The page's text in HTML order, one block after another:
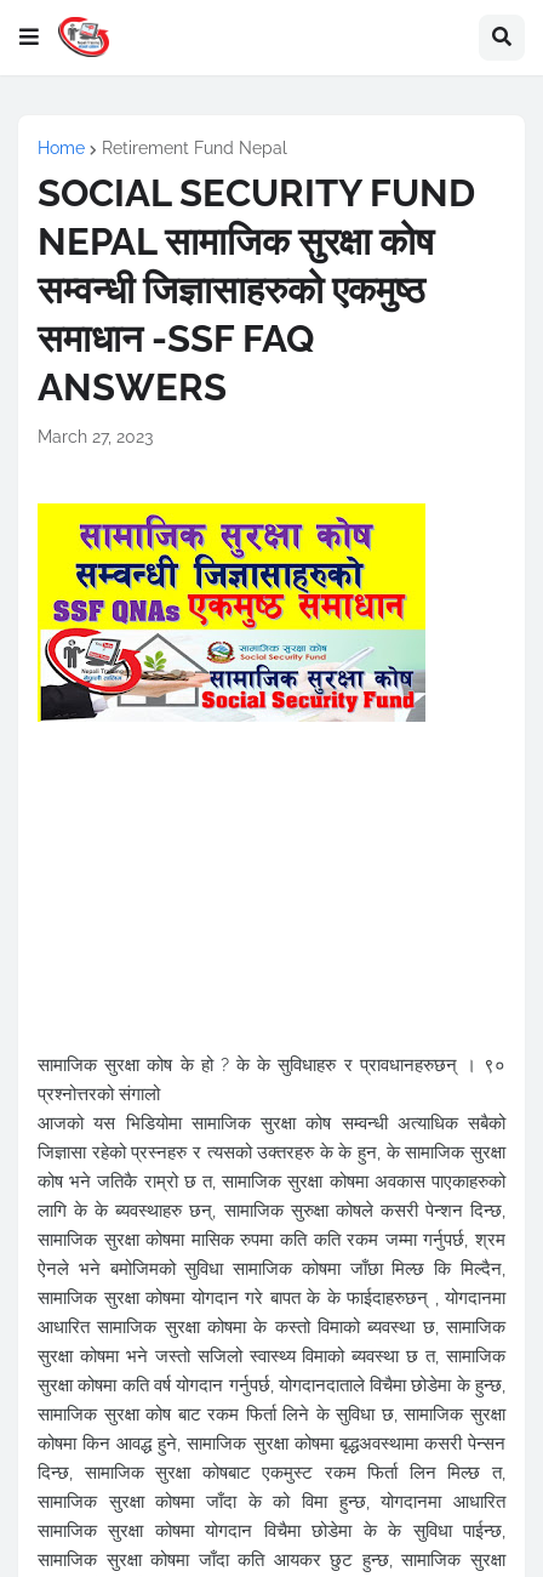
Home Retirement Fund Nepal
SOCIAL SECURITY FUND
NEPAL सामाजिक सुरक्षा कोष
सम्वन्धी जिज्ञासाहरुको एकमुष्ठ
समाधान -SSF FAQ
ANSWERS
March 27, 2023
सामाजिक सुरक्षा कोष के हो ? के के सुविधाहरु र प्रावधानहरुछन् । ९०
प्रश्नोत्तरको संगालो
आजको यस भिडियोमा सामाजिक सुरक्षा कोष सम्वन्धी अत्याधिक सबैको
जिज्ञासा रहेको प्रस्नहरु र त्यसको उक्तरहरु के के हुन, के सामाजिक सुरक्षा
कोष भने जतिकै राम्रो छ त, सामाजिक सुरक्षा कोषमा अवकास पाएकाहरुको
लागि के के ब्यवस्थाहरु छन्, सामाजिक सुरुक्षा कोषले कसरी पेन्शन दिन्छ,
सामाजिक सुरक्षा कोषमा मासिक रुपमा कति कति रकम जम्मा गर्नुपर्छ, श्रम
ऐनले भने बमोजिमको सुविधा सामाजिक कोषमा जाँछा मिल्छ कि मिल्दैन,
सामाजिक सुरक्षा कोषमा योगदान गरे बापत के के फाईदाहरुछन् , योगदानमा
आधारित सामाजिक सुरक्षा कोषमा के कस्तो विमाको ब्यवस्था छ, सामाजिक
सुरक्षा कोषमा भने जस्तो सजिलो स्वास्थ्य विमाको ब्यवस्था छ त, सामाजिक
सुरक्षा कोषमा कति वर्ष योगदान गर्नुपर्छ, योगदानदाताले विचैमा छोडेमा के हुन्छ,
सामाजिक सुरक्षा कोष बाट रकम फिर्ता लिने के सुविधा छ, सामाजिक सुरक्षा
कोषमा किन आवद्ध हुने, सामाजिक सुरक्षा कोषमा बृद्धअवस्थामा कसरी पेन्सन
दिन्छ, सामाजिक सुरक्षा कोषबाट एकमुस्ट रकम फिर्ता लिन मिल्छ त,
सामाजिक सुरक्षा कोषमा जाँदा के को विमा हुन्छ, योगदानमा आधारित
सामाजिक सुरक्षा कोषमा योगदान विचैमा छोडेमा के के सुविधा पाईन्छ,
सामाजिक सुरक्षा कोषमा जाँदा कति आयकर छुट हुन्छ, सामाजिक सुरक्षा